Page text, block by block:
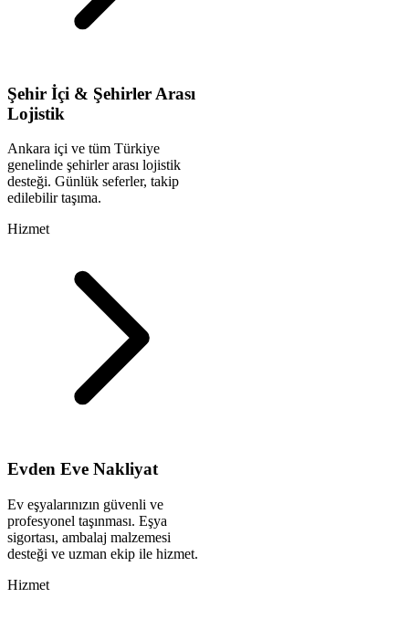
Şehir İçi & Şehirler Arası
Lojistik
Ankara içi ve tüm Türkiye
genelinde şehirler arası lojistik
desteği. Günlük seferler, takip
edilebilir taşıma.
Hizmet
Evden Eve Nakliyat
Ev eşyalarınızın güvenli ve
profesyonel taşınması. Eşya
sigortası, ambalaj malzemesi
desteği ve uzman ekip ile hizmet.
Hizmet